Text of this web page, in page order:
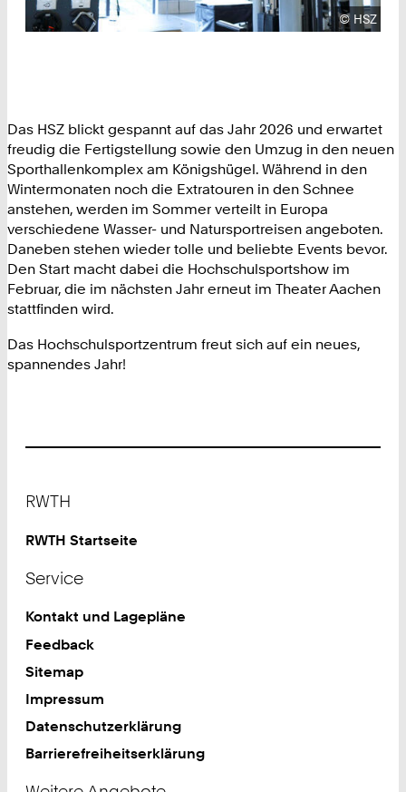
© HSZ
Das HSZ blickt gespannt auf das Jahr 2026 und erwartet
freudig die Fertigstellung sowie den Umzug in den neuen
Sporthallenkomplex am Königshügel. Während in den
Wintermonaten noch die Extratouren in den Schnee
anstehen, werden im Sommer verteilt in Europa
verschiedene Wasser- und Natursportreisen angeboten.
Daneben stehen wieder tolle und beliebte Events bevor.
Den Start macht dabei die Hochschulsportshow im
Februar, die im nächsten Jahr erneut im Theater Aachen
stattfinden wird.
Das Hochschulsportzentrum freut sich auf ein neues,
spannendes Jahr!
RWTH
RWTH Startseite
Service
Kontakt und Lagepläne
Feedback
Sitemap
Impressum
Datenschutzerklärung
Barrierefreiheitserklärung